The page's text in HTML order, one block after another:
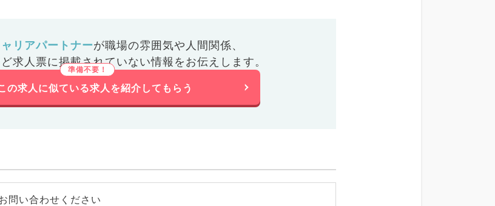
リアパートナーが職場の雰囲気や人間関係、
求人票に掲載されていない情報をお伝えします。
の求人に似ている求人を紹介してもらう
問い合わせください